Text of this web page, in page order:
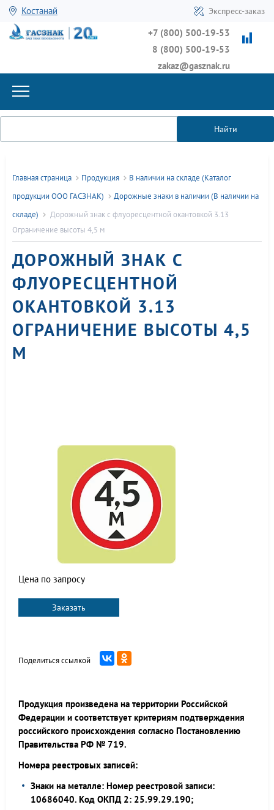
Костанай Экспресс-заказ
+7 (800) 500-19-53
8 (800) 500-19-53
zakaz@gasznak.ru
Найти
Главная страница Продукция
В наличии на складе (Каталог
продукции ООО ГАСЗНАК)
Дорожные знаки в наличии (В наличии на
складе)
Дорожный знак с флуоресцентной окантовкой 3.13
Ограничение высоты 4,5 м
ДОРОЖНЫЙ ЗНАК С
ФЛУОРЕСЦЕНТНОЙ
ОКАНТОВКОЙ 3.13
ОГРАНИЧЕНИЕ ВЫСОТЫ 4,5
М
Цена по запросу
Заказать
Поделиться ссылкой
Продукция произведена на территории Российской
Федерации и соответствует критериям подтверждения
российского происхождения согласно Постановлению
Правительства РФ № 719.
Номера реестровых записей:
Знаки на металле: Номер реестровой записи:
10686040. Код ОКПД 2: 25.99.29.190;